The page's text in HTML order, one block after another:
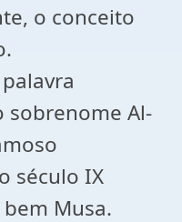
o conceito
Al-
século IX
Musa.